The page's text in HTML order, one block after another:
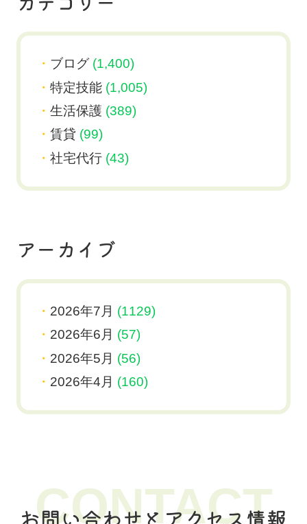
ブログ(1,400)
特定技能(1,005)
生活保護 (389)
賃貸 (99)
社宅代行(43)
アーカイブ
2026年7月 (1129)
2026年6月 (57)
2026年5月 (56)
2026年4月 (160)
CONTACT